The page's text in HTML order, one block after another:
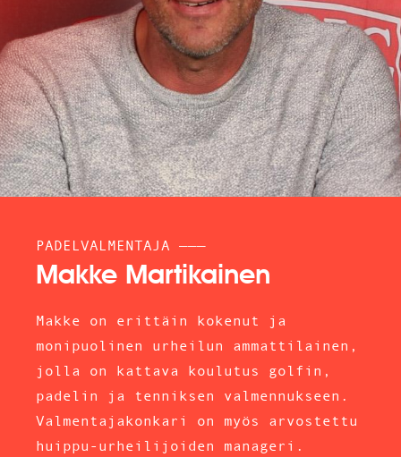
PADELVALMENTAJA ———
Makke Martikainen
Makke on erittäin kokenut ja
monipuolinen urheilun ammattilainen,
jolla on kattava koulutus golfin,
padelin ja tenniksen valmennukseen.
Valmentajakonkari on myös arvostettu
huippu-urheilijoiden manageri.